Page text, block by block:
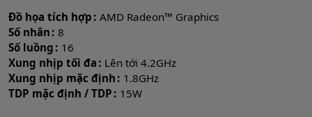
Đồ họa tích hợp AMD Radeon™ Graphics
Số nhân 8
Số luồng
16
Xung nhịp tối đa
Lên tới 4.2GHz
Xung nhịp mặc định
1.8GHz
TDP mặc định / TDP
15W